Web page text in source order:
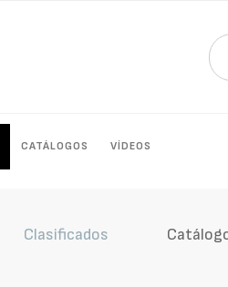
CATÁLOGOS VÍDEOS
Clasificados